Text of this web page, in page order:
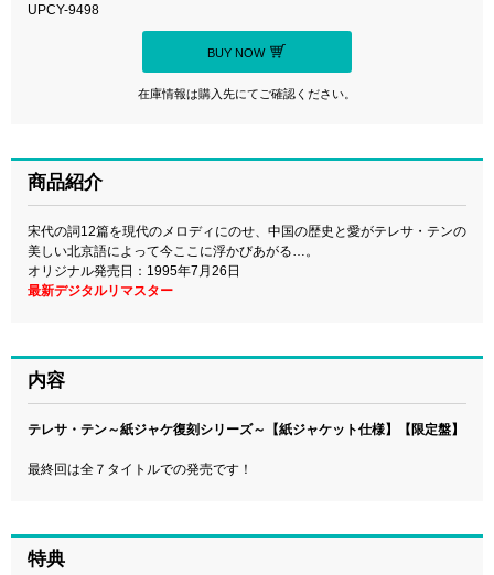
UPCY-9498
BUY NOW
在庫情報は購入先にてご確認ください。
商品紹介
宋代の詞12篇を現代のメロディにのせ、中国の歴史と愛がテレサ・テンの
美しい北京語によって今ここに浮かびあがる…。
オリジナル発売日：1995年7月26日
最新デジタルリマスター
内容
テレサ・テン～紙ジャケ復刻シリーズ～【紙ジャケット仕様】【限定盤】
最終回は全７タイトルでの発売です！
特典